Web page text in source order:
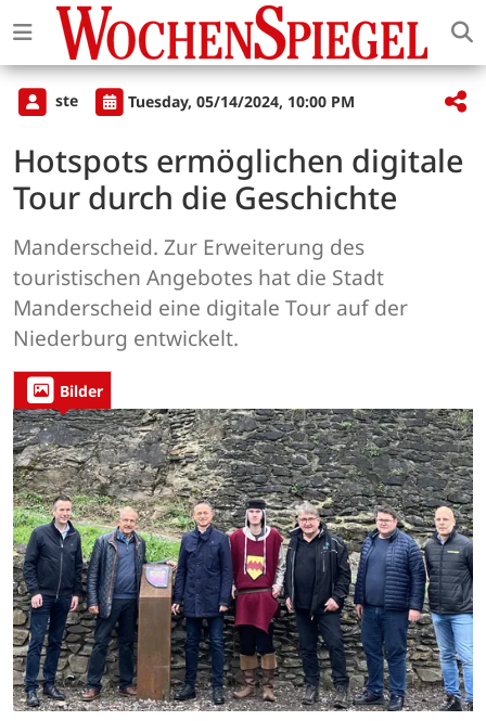
ste Tuesday, 05/14/2024, 10:00 PM
Hotspots ermöglichen digitale
Tour durch die Geschichte
Manderscheid. Zur Erweiterung des
touristischen Angebotes hat die Stadt
Manderscheid eine digitale Tour auf der
Niederburg entwickelt.
Bilder